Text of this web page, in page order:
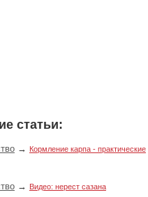
статьи:
→
Кормление карпа - практические
→ Видео: нерест сазана